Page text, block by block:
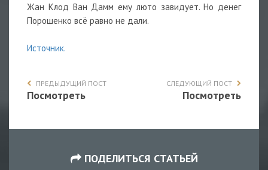
Жан Клод Ван Дамм ему люто завидует. Но денег
Порошенко всё равно не дали.
Источник.
ПРЕДЫДУЩИЙ ПОСТ
Посмотреть
СЛЕДУЮЩИЙ ПОСТ
Посмотреть
ПОДЕЛИТЬСЯ СТАТЬЕЙ